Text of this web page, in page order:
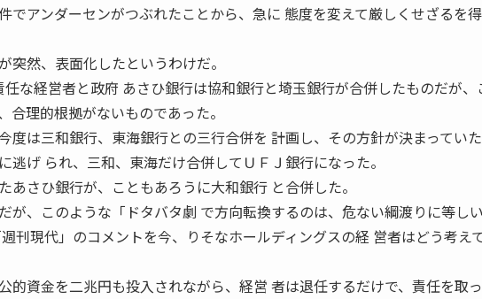
でアンダーセンがつぶれたことから、急に 態度を変えて厳しくせざるを
突然、表面化したというわけだ。
任な経営者と政府 あさひ銀行は協和銀行と埼玉銀行が合併したものだが、
合理的根拠がないものであった。
度は三和銀行、東海銀行との三行合併を 計画し、その方針が決まっていた
逃げ られ、三和、東海だけ合併してＵＦＪ銀行になった。
あさひ銀行が、こともあろうに大和銀行 と合併した。
が、このような「ドタバタ劇 で方向転換するのは、危ない綱渡りに等しい
刊現代」のコメントを今、りそなホールディングスの経 営者はどう考え
的資金を二兆円も投入されながら、経営 者は退任するだけで、責任を取